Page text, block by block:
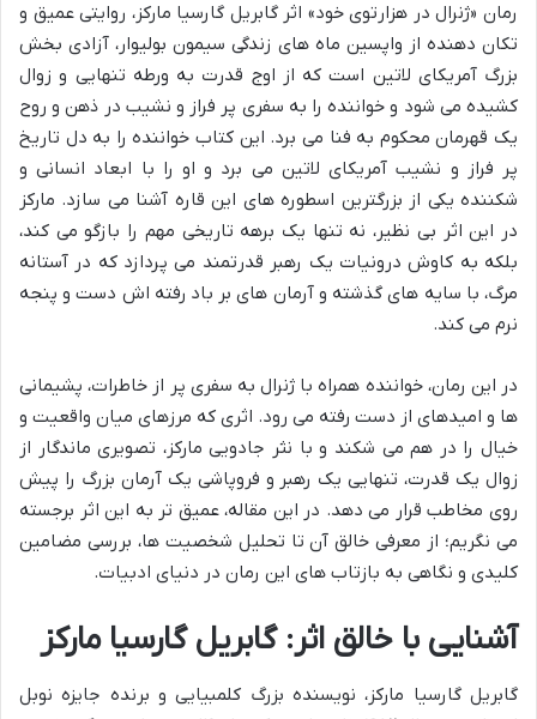
رمان «ژنرال در هزارتوی خود» اثر گابریل گارسیا مارکز، روایتی عمیق و
تکان دهنده از واپسین ماه های زندگی سیمون بولیوار، آزادی بخش
بزرگ آمریکای لاتین است که از اوج قدرت به ورطه تنهایی و زوال
کشیده می شود و خواننده را به سفری پر فراز و نشیب در ذهن و روح
یک قهرمان محکوم به فنا می برد. این کتاب خواننده را به دل تاریخ
پر فراز و نشیب آمریکای لاتین می برد و او را با ابعاد انسانی و
شکننده یکی از بزرگترین اسطوره های این قاره آشنا می سازد. مارکز
در این اثر بی نظیر، نه تنها یک برهه تاریخی مهم را بازگو می کند،
بلکه به کاوش درونیات یک رهبر قدرتمند می پردازد که در آستانه
مرگ، با سایه های گذشته و آرمان های بر باد رفته اش دست و پنجه
نرم می کند.
در این رمان، خواننده همراه با ژنرال به سفری پر از خاطرات، پشیمانی
ها و امیدهای از دست رفته می رود. اثری که مرزهای میان واقعیت و
خیال را در هم می شکند و با نثر جادویی مارکز، تصویری ماندگار از
زوال یک قدرت، تنهایی یک رهبر و فروپاشی یک آرمان بزرگ را پیش
روی مخاطب قرار می دهد. در این مقاله، عمیق تر به این اثر برجسته
می نگریم؛ از معرفی خالق آن تا تحلیل شخصیت ها، بررسی مضامین
کلیدی و نگاهی به بازتاب های این رمان در دنیای ادبیات.
آشنایی با خالق اثر: گابریل گارسیا مارکز
گابریل گارسیا مارکز، نویسنده بزرگ کلمبیایی و برنده جایزه نوبل